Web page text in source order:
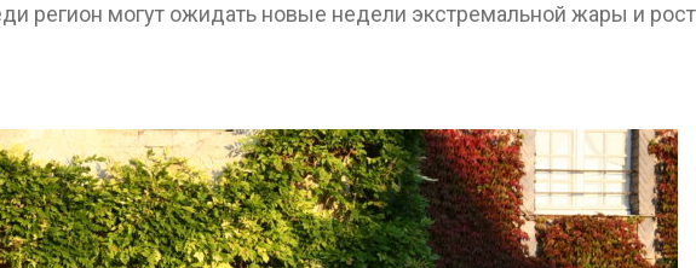
регион могут ожидать новые недели экстремальной жары и
пресной воды
эвакуировали более 140
тыс. человек
Авг 6, 2026
МЕГА и ВкусВилл
установили
белок для
мяса
Авг 6, 2026
Засуха в
увеличила